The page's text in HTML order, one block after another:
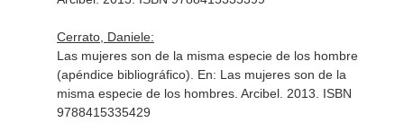
Cerrato, Daniele:
Las mujeres son de la misma especie de los hombre
(apéndice bibliográfico). En: Las mujeres son de la
misma especie de los hombres. Arcibel. 2013. ISBN
9788415335429